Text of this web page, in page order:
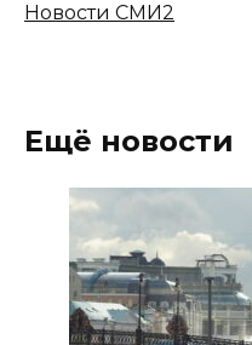
Новости СМИ2
Ещё новости